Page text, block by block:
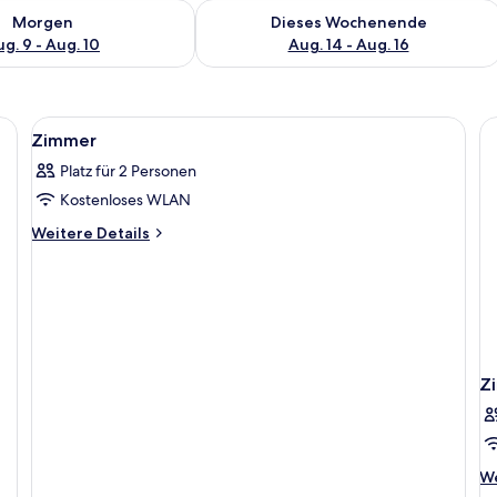
Aug. 9.
Morgen
9 - Aug. 10
für morgen, Aug. 9 - Aug. 10.
Dieses Wochenende
Aug. 14 - Aug. 16
Überprüfe die Verfügbarkeit für
Bett, einem Schreibtisch, einem Sessel und einer Couch.
Alle
Fotos
für
Zimmer
anzeigen
Ein modernes Badezimmer mit
2
Zimmer
Platz für 2 Personen
Kostenloses WLAN
Weitere Details
Weitere